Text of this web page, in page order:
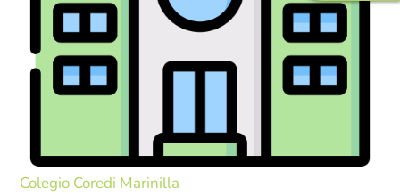
Innovación y Desarrollo
Grupo Empresarial
COREDI Publicaciones y
COREDI Inmobiliaria y
COREDI Bioventas
Colegio Coredi Marinilla